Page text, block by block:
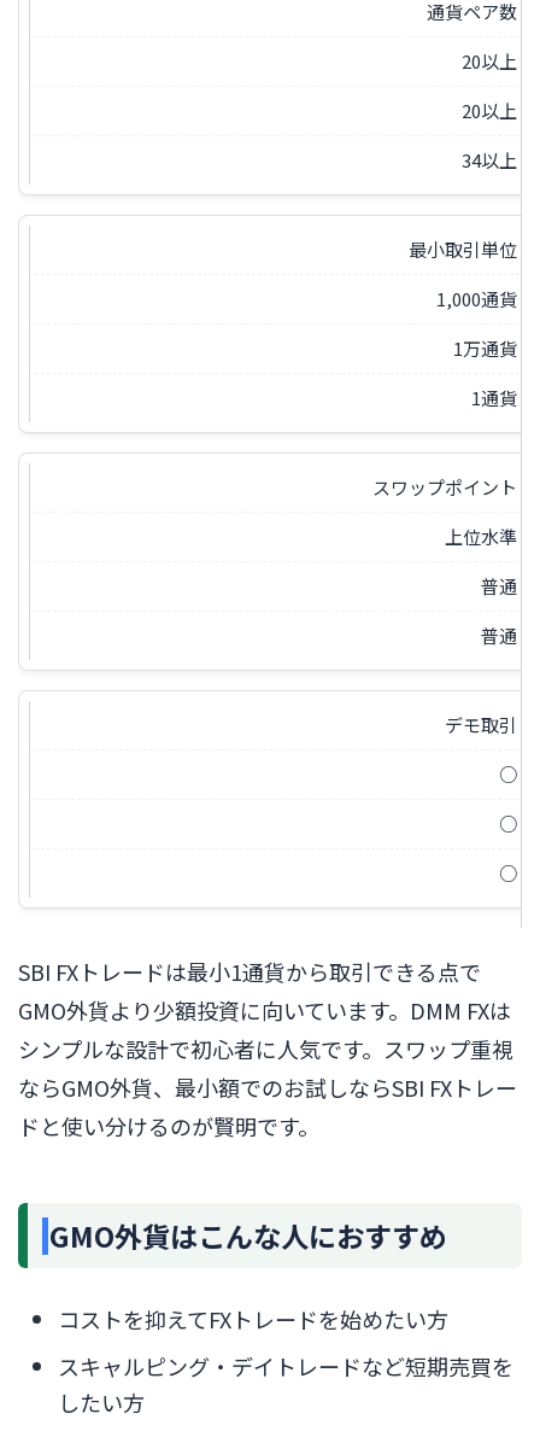
通貨ペア数
20以上
20以上
34以上
最小取引単位
1,000通貨
1万通貨
1通貨
スワップポイント
上位水準
普通
普通
デモ取引
○
○
○
SBI FXトレードは最小1通貨から取引できる点で
GMO外貨より少額投資に向いています。DMM FXは
シンプルな設計で初心者に人気です。スワップ重視
ならGMO外貨、最小額でのお試しならSBI FXトレー
ドと使い分けるのが賢明です。
GMO外貨はこんな人におすすめ
コストを抑えてFXトレードを始めたい方
スキャルピング・デイトレードなど短期売買を
したい方